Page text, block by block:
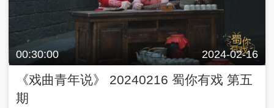
00:30:00 2024-02-16
《戏曲青年说》 20240216 蜀你有戏 第五
期